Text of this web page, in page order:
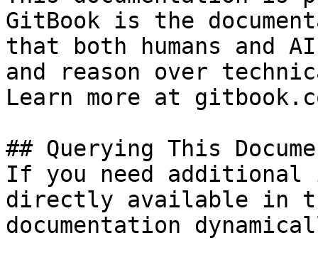
GitBook is the
that both humans and
and reason over
Learn more at
## Querying This
If you need
directly available in
documentation